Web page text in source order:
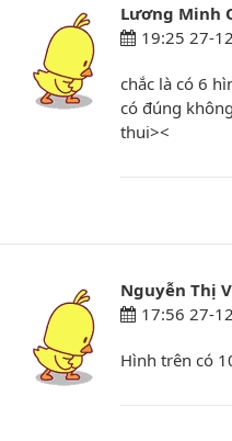
Lương Minh
19:25 27-
chắc là có 6
có đúng
thui><
Nguyễn Thị
17:56 27-
Hình trên có